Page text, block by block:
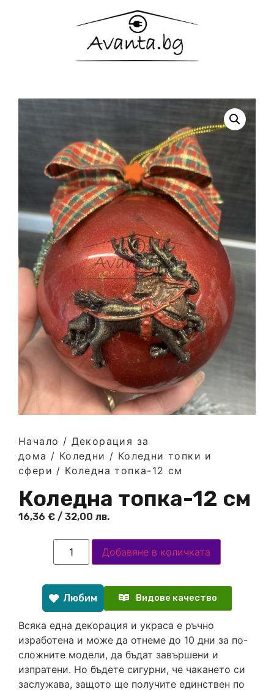
Начало / Декорация за
дома / Коледни / Коледни топки и
сфери / Коледна топка-12 см
Коледна топка-12 см
16,36 € / 32,00 лв.
Добавяне в количката
Любим Видове качество
Всяка една декорация и украса е ръчно
изработена и може да отнеме до 10 дни за по-
сложните модели, да бъдат завършени и
изпратени. Но бъдете сигурни, че чакането си
заслужава, защото ще получите единствен по